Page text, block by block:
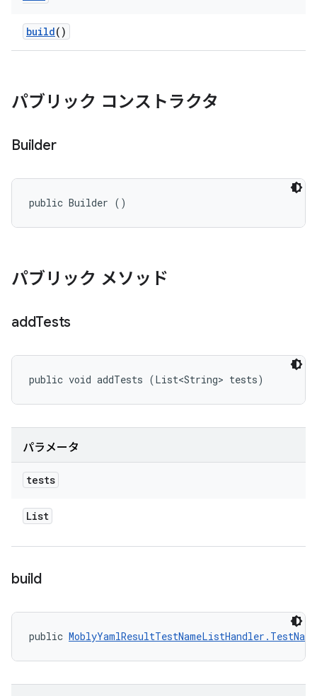
build()
パブリック コンストラクタ
Builder
public Builder ()
パブリック メソッド
addTests
public void addTests (List<String> tests)
パラメータ
tests
List
build
public